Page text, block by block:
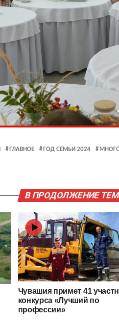
ГЛАВНОЕ ГОД СЕМЬИ 2024
В ПРОДОЛЖЕНИЕ
Чувашия примет 41
конкурса «Лучший по
профессии»